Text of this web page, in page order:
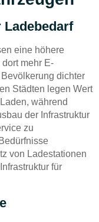
eine höhere
mehr E-
dichter
Städten legen Wert
während
der Infrastruktur
zu
von Ladestationen
für